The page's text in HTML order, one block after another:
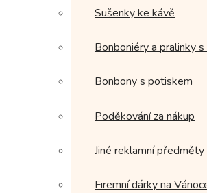
Sušenky ke kávě
Bonboniéry a pralinky
Bonbony s potiskem
Poděkování za nákup
Jiné reklamní předměty
Firemní dárky na